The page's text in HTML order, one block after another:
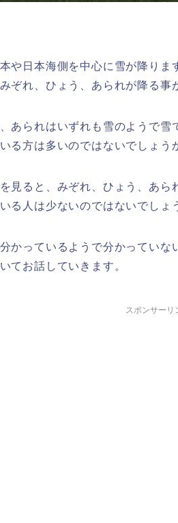
や日本海側を中心に雪が降りま
ぞれ、ひょう、あられが降る事
あられはいずれも雪のようで雪
る方は多いのではないでしょう
見ると、みぞれ、ひょう、あ
る人は少ないのではないでしょ
かっているようで分かってい
てお話していきます。
スポンサーリ